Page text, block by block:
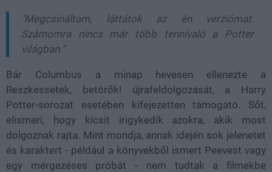
"Megcsináltam, láttátok az én verziómat.
Számomra nincs már több tennivaló a Potter
világban."
Bár Columbus a minap hevesen ellenezte a
Reszkessetek, betörők! újrafeldolgozását, a Harry
Potter-sorozat esetében kifejezetten támogató. Sőt,
elismeri, hogy kicsit irigykedik azokra, akik most
dolgoznak rajta. Mint mondja, annak idején sok jelenetet
és karaktert - például a könyvekből ismert Peevest vagy
egy mérgezéses próbát - nem tudtak a filmekbe